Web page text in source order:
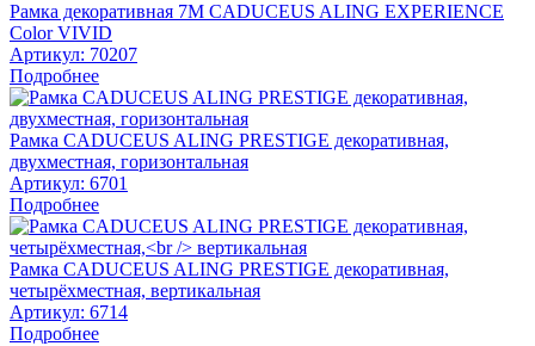
Рамка декоративная 7М CADUCEUS ALING EXPERIENCE
Color VIVID
Артикул: 70207
Подробнее
Рамка CADUCEUS ALING PRESTIGE декоративная,
двухместная, горизонтальная
Артикул: 6701
Подробнее
Рамка CADUCEUS ALING PRESTIGE декоративная,
четырёхместная, вертикальная
Артикул: 6714
Подробнее